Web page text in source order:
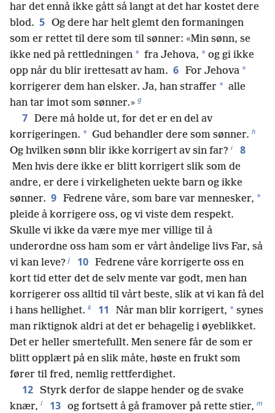
har det ennå ikke gått så langt at det har kostet dere
blod. 5 Og dere har helt glemt den formaningen
som er rettet til dere som til sønner: «Min sønn, se
ikke ned på rettledningen * fra Jehova, * og gi ikke
opp når du blir irettesatt av ham. 6 For Jehova *
korrigerer dem han elsker. Ja, han straffer * alle
han tar imot som sønner.» g
7 Dere må holde ut, for det er en del av
korrigeringen. * Gud behandler dere som sønner. h
Og hvilken sønn blir ikke korrigert av sin far? i 8
Men hvis dere ikke er blitt korrigert slik som de
andre, er dere i virkeligheten uekte barn og ikke
sønner. 9 Fedrene våre, som bare var mennesker, *
pleide å korrigere oss, og vi viste dem respekt.
Skulle vi ikke da være mye mer villige til å
underordne oss ham som er vårt åndelige livs Far, så
vi kan leve? j 10 Fedrene våre korrigerte oss en
kort tid etter det de selv mente var godt, men han
korrigerer oss alltid til vårt beste, slik at vi kan få del
i hans hellighet. k 11 Når man blir korrigert, * synes
man riktignok aldri at det er behagelig i øyeblikket.
Det er heller smertefullt. Men senere får de som er
blitt opplært på en slik måte, høste en frukt som
fører til fred, nemlig rettferdighet.
12 Styrk derfor de slappe hender og de svake
knær, l 13 og fortsett å gå framover på rette stier, m